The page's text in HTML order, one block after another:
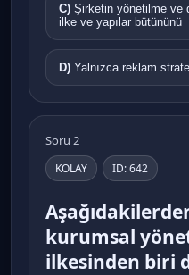
C) Şirketin yönetilme ve
ilke ve yapılar bütününü
D) Yalnızca reklam
Soru 2
KOLAY ID: 642
kurumsal
ilkesinden biri